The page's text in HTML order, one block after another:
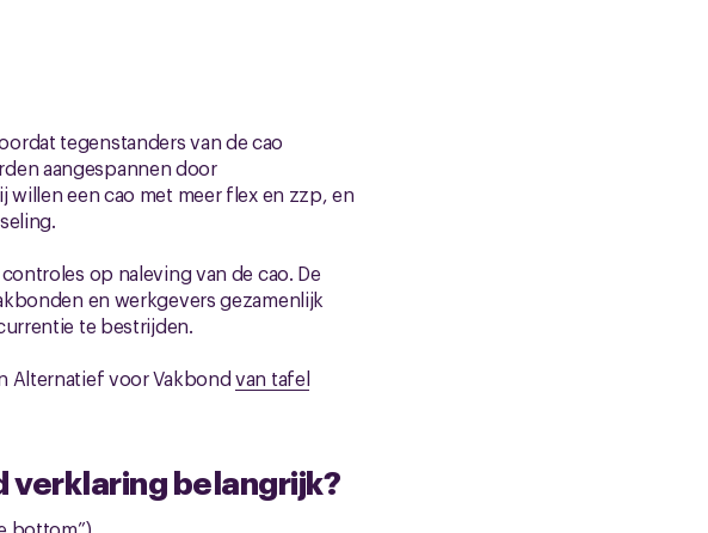
tegenstanders van de cao
aangespannen door
een cao met meer flex en zzp, en
op naleving van de cao. De
en werkgevers gezamenlijk
te bestrijden.
Alternatief voor Vakbondvan tafel
verklaring belangrijk?